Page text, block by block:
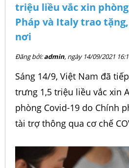
triệu liều vắc xin phòng
Pháp và Italy trao
nơi
Đăng bởi:admin, ngày 14/09/2021
Sáng 14/9, Việt Nam đã
trưng 1,5 triệu liều vắc xin
phòng Covid-19 do Chính
tài trợ thông qua cơ chế